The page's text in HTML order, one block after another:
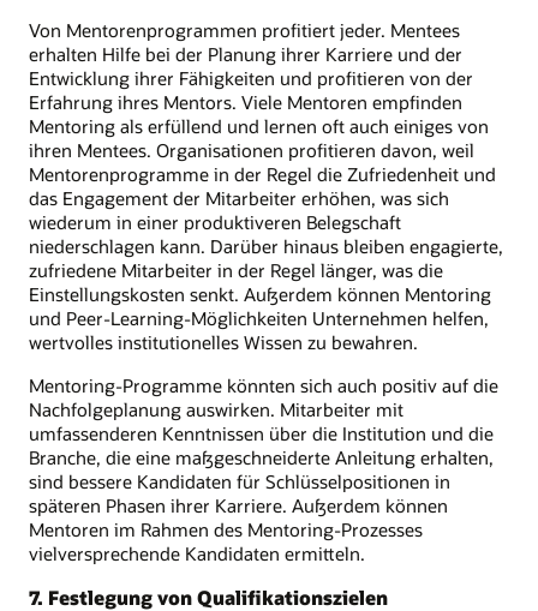
Von Mentorenprogrammen profitiert jeder. Mentees
erhalten Hilfe bei der Planung ihrer Karriere und der
Entwicklung ihrer Fähigkeiten und profitieren von der
Erfahrung ihres Mentors. Viele Mentoren empfinden
Mentoring als erfüllend und lernen oft auch einiges von
ihren Mentees. Organisationen profitieren davon, weil
Mentorenprogramme in der Regel die Zufriedenheit und
das Engagement der Mitarbeiter erhöhen, was sich
wiederum in einer produktiveren Belegschaft
niederschlagen kann. Darüber hinaus bleiben engagierte,
zufriedene Mitarbeiter in der Regel länger, was die
Einstellungskosten senkt. Außerdem können Mentoring
und Peer-Learning-Möglichkeiten Unternehmen helfen,
wertvolles institutionelles Wissen zu bewahren.
Mentoring-Programme könnten sich auch positiv auf die
Nachfolgeplanung auswirken. Mitarbeiter mit
umfassenderen Kenntnissen über die Institution und die
Branche, die eine maßgeschneiderte Anleitung erhalten,
sind bessere Kandidaten für Schlüsselpositionen in
späteren Phasen ihrer Karriere. Außerdem können
Mentoren im Rahmen des Mentoring-Prozesses
vielversprechende Kandidaten ermitteln.
7. Festlegung von Qualifikationszielen